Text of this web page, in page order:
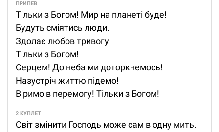
ПРИПЕВ
Тільки з Богом! Мир на планеті буде!
Будуть сміятись люди.
Здолає любов тривогу
Тільки з Богом!
Серцем! До неба ми доторкнемось!
Назустріч життю підемо!
Віримо в перемогу! Тільки з Богом!
2 КУПЛЕТ
Світ змінити Господь може сам в одну мить.